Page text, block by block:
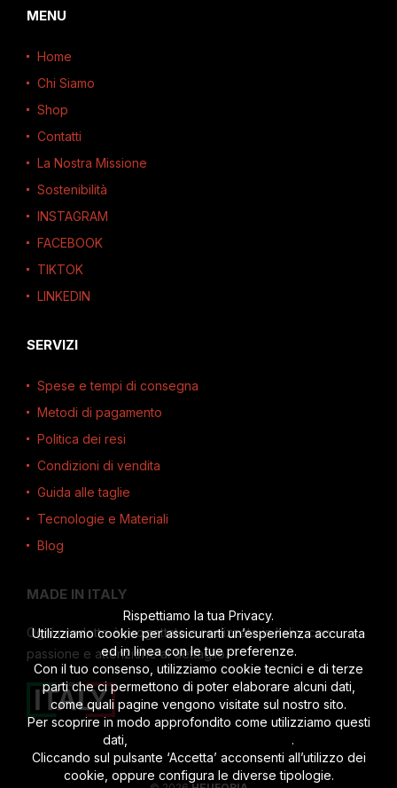
MENU
Home
Chi Siamo
Shop
Contatti
La Nostra Missione
Sostenibilità
INSTAGRAM
FACEBOOK
TIKTOK
LINKEDIN
SERVIZI
Spese e tempi di consegna
Metodi di pagamento
Politica dei resi
Condizioni di vendita
Guida alle taglie
Tecnologie e Materiali
Blog
MADE IN ITALY
Ogni prodotto è progettato e realizzato in Italia, con
passione e attenzione al dettaglio.
Rispettiamo la tua Privacy.
Utilizziamo cookie per assicurarti un’esperienza accurata
ed in linea con le tue preferenze.
Con il tuo consenso, utilizziamo cookie tecnici e di terze
parti che ci permettono di poter elaborare alcuni dati,
come quali pagine vengono visitate sul nostro sito.
Per scoprire in modo approfondito come utilizziamo questi
dati,
.
Cliccando sul pulsante ‘Accetta’ acconsenti all’utilizzo dei
cookie, oppure configura le diverse tipologie.